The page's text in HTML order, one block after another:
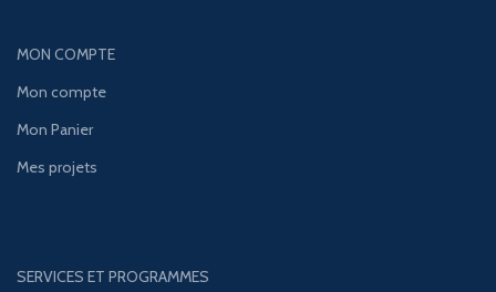
MON COMPTE
Mon compte
Mon Panier
Mes projets
SERVICES ET PROGRAMMES